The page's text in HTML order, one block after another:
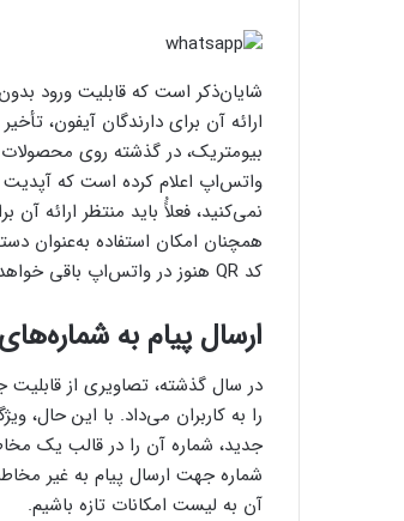
شایان‌ذکر است که قابلیت ورود
ارائه آن برای دارندگان آیفون،
بیومتریک، در گذشته روی محصولات
واتس‌اپ اعلام کرده است که آپدیت
نمی‌کنید، فعلاًُ باید منتظر ارائه
همچنان امکان استفاده به‌عنوان
کد QR هنوز در واتس‌اپ باقی خواهد ماند.
ارسال پیام به
در سال گذشته، تصاویری از
را به کاربران می‌داد. با این حال،
جدید، شماره آن را در قالب یک
شماره جهت ارسال پیام به غیر
آن به لیست امکانات تازه باشیم.